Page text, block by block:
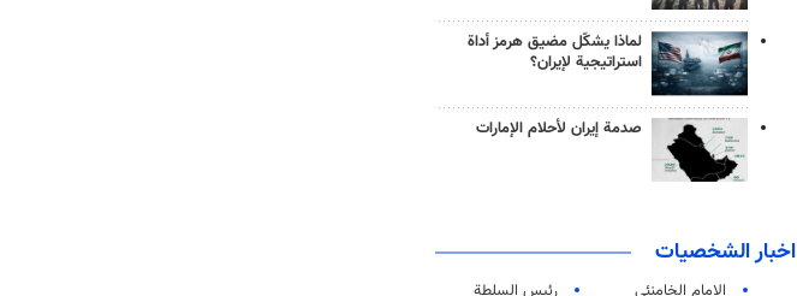
لماذا يشكّل مضيق هرمز أداة
استراتيجية لإيران؟
صدمة إيران لأحلام الإمارات
اخبار الشخصيات
الامام الخامنئي
رئیس السلطة